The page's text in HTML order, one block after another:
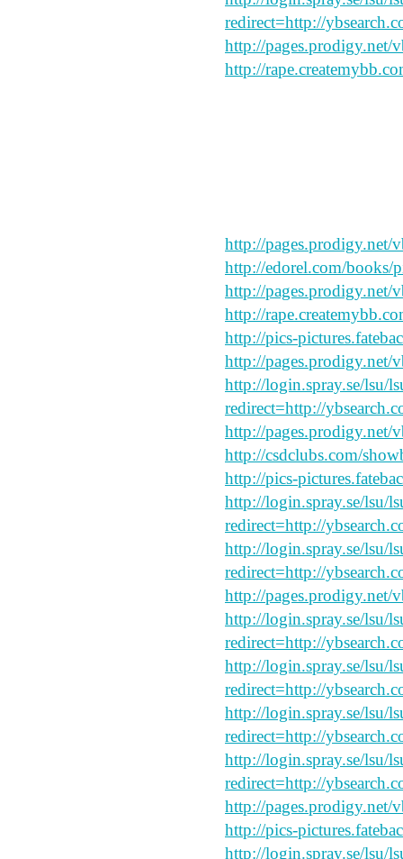
redirect=http://
http://pages.prodigy.net/
http://
http://pages.prodigy.net/
http://edorel.com/books/
http://pages.prodigy.net/
http://
http://pics-
http://pages.prodigy.net/
http://login.spray.se/lsu/
redirect=http://
http://pages.prodigy.net/
http://csdclubs.com/
http://pics-
http://login.spray.se/lsu/
redirect=http://
http://login.spray.se/lsu/
redirect=http://
http://pages.prodigy.net/
http://login.spray.se/lsu/
redirect=http://
http://login.spray.se/lsu/
redirect=http://
http://login.spray.se/lsu/
redirect=http://
http://login.spray.se/lsu/
redirect=http://
http://pages.prodigy.net/
http://pics-
http://login.spray.se/lsu/